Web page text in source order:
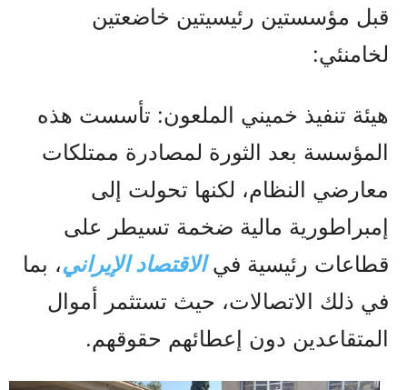
قبل مؤسستين رئيسيتين خاضعتين
لخامنئي:
هيئة تنفيذ خميني الملعون: تأسست هذه
المؤسسة بعد الثورة لمصادرة ممتلكات
معارضي النظام، لكنها تحولت إلى
إمبراطورية مالية ضخمة تسيطر على
قطاعات رئيسية فيالاقتصاد الإيراني، بما
في ذلك الاتصالات، حيث تستثمر أموال
المتقاعدين دون إعطائهم حقوقهم.